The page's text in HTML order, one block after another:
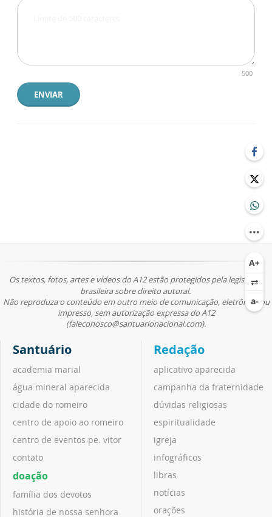
500
ENVIAR
Os textos, fotos, artes e vídeos do A12 estão protegidos pela legislação
brasileira sobre direito autoral.
Não reproduza o conteúdo em outro meio de comunicação, eletrônico ou
impresso, sem autorização expressa do A12
(faleconosco@santuarionacional.com).
Santuário
academia marial
água mineral aparecida
cidade do romeiro
centro de apoio ao romeiro
centro de eventos pe. vitor
contato
doação
família dos devotos
história de nossa senhora
Redação
aplicativo aparecida
campanha da fraternidade
dúvidas religiosas
espiritualidade
igreja
infográficos
libras
notícias
orações